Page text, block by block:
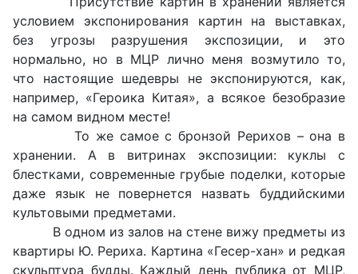
условием экспонирования картин на выставках,
без угрозы разрушения экспозиции, и это
нормально, но в МЦР лично меня возмутило то,
что настоящие шедевры не экспонируются, как,
например, «Героика Китая», а всякое безобразие
на самом видном месте!
То же самое с бронзой Рерихов – она в
хранении. А в витринах экспозиции: куклы с
блестками, современные грубые поделки, которые
даже язык не повернется назвать буддийскими
культовыми предметами.
В одном из залов на стене вижу предметы из
квартиры Ю. Рериха. Картина «Гесер-хан» и редкая
скульптура будды. Каждый день публика от МЦР,